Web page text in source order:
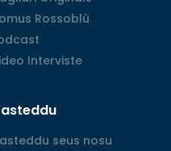
Rossoblù
Rossoblù
Interviste
Interviste
seus nosu
seus nosu